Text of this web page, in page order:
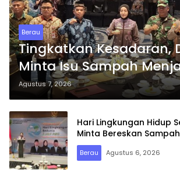
Berau
Tingkatkan Kesadaran,
Minta Isu Sampah
Tanggung Jawab Semua
Agustus 7, 2026
Hari Lingkungan Hidup
Minta Bereskan Sampah
Berau Agustus 6, 2026